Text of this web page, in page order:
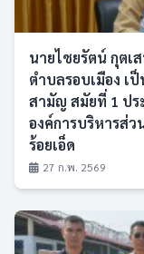
นายไชยรัตน์ กุตเ
ตำบลรอบเมือง เ
สามัญ สมัยที่ 1 ปร
องค์การบริหารส่ว
ร้อยเอ็ด
27 ก.พ. 2569